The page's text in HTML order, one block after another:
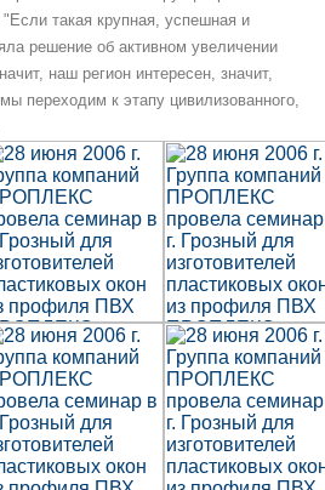
такая крупная, успешная и
решение об активном увеличении
наш регион интересен, значит,
переходим к этапу цивилизованного,